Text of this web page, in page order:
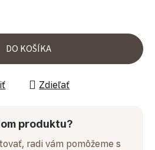
DO KOŠÍKA
Zdieľať
produktu?
radi vám pomôžeme s